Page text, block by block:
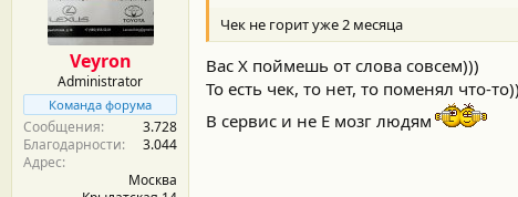
л
а
Veyron
Administrator
Команда форума
Сообщения
3.728
Благодарности
3.044
Адрес
Москва
Чек не горит уже 2 месяца
Вас Х поймешь от слова совсем)))
То есть чек, то нет, то поменял что-
В сервис и не Е мозг людям